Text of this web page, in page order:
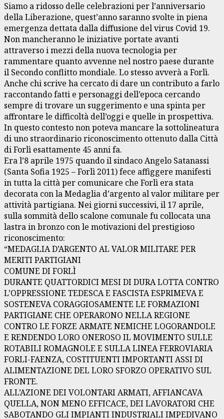
Siamo a ridosso delle celebrazioni per l’anniversario
della Liberazione, quest’anno saranno svolte in piena
emergenza dettata dalla diffusione del virus Covid 19.
Non mancheranno le iniziative portate avanti
attraverso i mezzi della nuova tecnologia per
rammentare quanto avvenne nel nostro paese durante
il Secondo conflitto mondiale. Lo stesso avverà a Forlì.
Anche chi scrive ha cercato di dare un contributo a farlo
raccontando fatti e personaggi dell’epoca cercando
sempre di trovare un suggerimento e una spinta per
affrontare le difficoltà dell’oggi e quelle in prospettiva.
In questo contesto non poteva mancare la sottolineatura
di uno straordinario riconoscimento ottenuto dalla Città
di Forlì esattamente 45 anni fa.
Era l’8 aprile 1975 quando il sindaco Angelo Satanassi
(Santa Sofia 1925 – Forlì 2011) fece affiggere manifesti
in tutta la città per comunicare che Forlì era stata
decorata con la Medaglia d’argento al valor militare per
attività partigiana. Nei giorni successivi, il 17 aprile,
sulla sommità dello scalone comunale fu collocata una
lastra in bronzo con le motivazioni del prestigioso
riconoscimento:
“MEDAGLIA D’ARGENTO AL VALOR MILITARE PER
MERITI PARTIGIANI
COMUNE DI FORLÌ
DURANTE QUATTORDICI MESI DI DURA LOTTA CONTRO
L’OPPRESSIONE TEDESCA E FASCISTA ESPRIMEVA E
SOSTENEVA CORAGGIOSAMENTE LE FORMAZIONI
PARTIGIANE CHE OPERARONO NELLA REGIONE
CONTRO LE FORZE ARMATE NEMICHE LOGORANDOLE
E RENDENDO LORO ONEROSO IL MOVIMENTO SULLE
ROTABILI ROMAGNOLE E SULLA LINEA FERROVIARIA
FORLI-FAENZA, COSTITUENTI IMPORTANTI ASSI DI
ALIMENTAZIONE DEL LORO SFORZO OPERATIVO SUL
FRONTE.
ALL’AZIONE DEI VOLONTARI ARMATI, AFFIANCAVA
QUELLA, NON MENO EFFICACE, DEI LAVORATORI CHE
SABOTANDO GLI IMPIANTI INDUSTRIALI IMPEDIVANO